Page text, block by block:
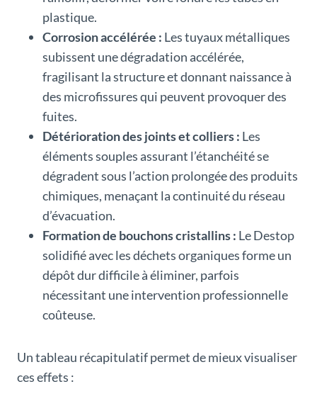
plastique.
Corrosion accélérée : Les tuyaux métalliques
subissent une dégradation accélérée,
fragilisant la structure et donnant naissance à
des microfissures qui peuvent provoquer des
fuites.
Détérioration des joints et colliers : Les
éléments souples assurant l’étanchéité se
dégradent sous l’action prolongée des produits
chimiques, menaçant la continuité du réseau
d’évacuation.
Formation de bouchons cristallins : Le Destop
solidifié avec les déchets organiques forme un
dépôt dur difficile à éliminer, parfois
nécessitant une intervention professionnelle
coûteuse.
Un tableau récapitulatif permet de mieux visualiser
ces effets :